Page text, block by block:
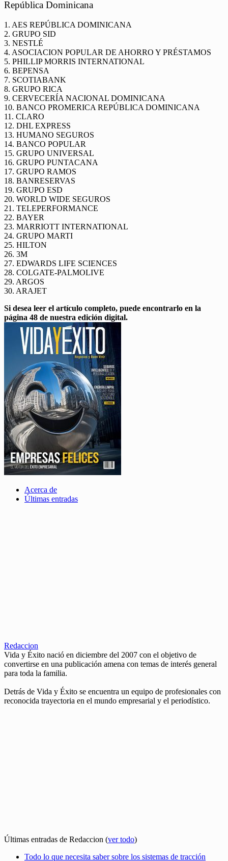
República Dominicana
1. AES REPÚBLICA DOMINICANA
2. GRUPO SID
3. NESTLÉ
4. ASOCIACION POPULAR DE AHORRO Y PRÉSTAMOS
5. PHILLIP MORRIS INTERNATIONAL
6. BEPENSA
7. SCOTIABANK
8. GRUPO RICA
9. CERVECERÍA NACIONAL DOMINICANA
10. BANCO PROMERICA REPÚBLICA DOMINICANA
11. CLARO
12. DHL EXPRESS
13. HUMANO SEGUROS
14. BANCO POPULAR
15. GRUPO UNIVERSAL
16. GRUPO PUNTACANA
17. GRUPO RAMOS
18. BANRESERVAS
19. GRUPO ESD
20. WORLD WIDE SEGUROS
21. TELEPERFORMANCE
22. BAYER
23. MARRIOTT INTERNATIONAL
24. GRUPO MARTI
25. HILTON
26. 3M
27. EDWARDS LIFE SCIENCES
28. COLGATE-PALMOLIVE
29. ARGOS
30. ARAJET
Si desea leer el artículo completo, puede encontrarlo en la
página 48 de nuestra edición digital.
Acerca de
Últimas entradas
Redaccion
Vida y Éxito nació en diciembre del 2007 con el objetivo de
convertirse en una publicación amena con temas de interés general
para toda la familia.
Detrás de Vida y Éxito se encuentra un equipo de profesionales con
reconocida trayectoria en el mundo empresarial y el periodístico.
Últimas entradas de Redaccion (ver todo)
Todo lo que necesita saber sobre los sistemas de tracción